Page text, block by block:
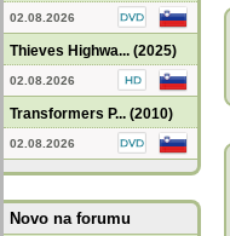
02.08.2026
Thieves Highwa... (2025)
02.08.2026
Transformers P... (2010)
02.08.2026
Novo na forumu